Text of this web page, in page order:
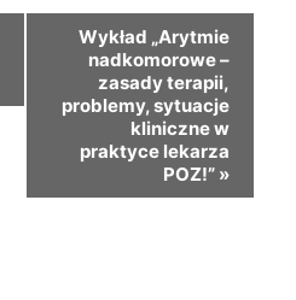
Wykład „Arytmie
nadkomorowe –
zasady terapii,
problemy, sytuacje
kliniczne w
praktyce lekarza
POZ!” »